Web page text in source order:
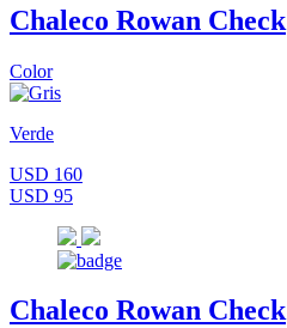
Chaleco Rowan Check
Color
Verde
USD 160
USD 95
Chaleco Rowan Check